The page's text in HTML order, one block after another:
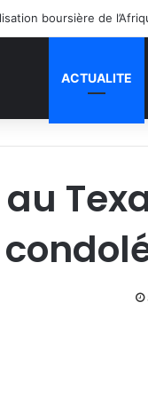
ACTUALITE